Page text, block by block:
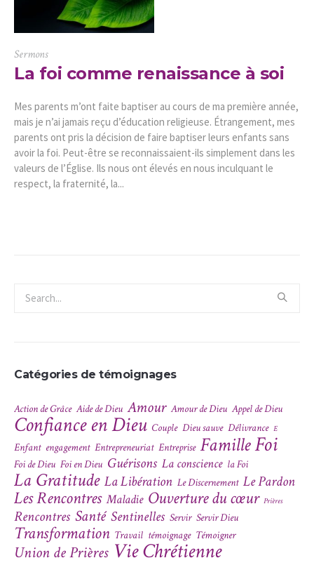
Sermons
La foi comme renaissance à soi
Mes parents m’ont faite baptiser au cours de ma première année,
mais je n’ai jamais reçu d’éducation religieuse. Étrangement, mes
parents ont pris la décision de faire baptiser leurs enfants sans
avoir la foi. Peut-être se reconnaissaient-ils simplement dans les
valeurs de l’Église. Ils nous ont élevés en nous inculquant le
respect, la fraternité, la...
Catégories de témoignages
Action de Grâce Aide de Dieu Amour Amour de Dieu Appel de Dieu
Confiance en Dieu Couple Dieu sauve Délivrance E
Enfant engagement Entrepreneuriat Entreprise FamilleFoi
Foi de Dieu Foi en Dieu Guérisons La conscience la Foi
La Gratitude La Libération Le Discernement Le Pardon
Les Rencontres Maladie Ouverture du cœur Prières
Rencontres Santé Sentinelles Servir Servir Dieu
Transformation Travail témoignage Témoigner
Union de Prières Vie Chrétienne